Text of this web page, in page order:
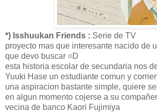
*) Isshuukan Friends : Serie de TV
proyecto mas que interesante nacido de
que devo buscar =D
esta historia escolar de secundaria nos
Yuuki Hase un estudiante comun y
una aspiracion bastante simple, quiere
en algun momento cojerse a su
vecina de banco Kaori Fujimiya